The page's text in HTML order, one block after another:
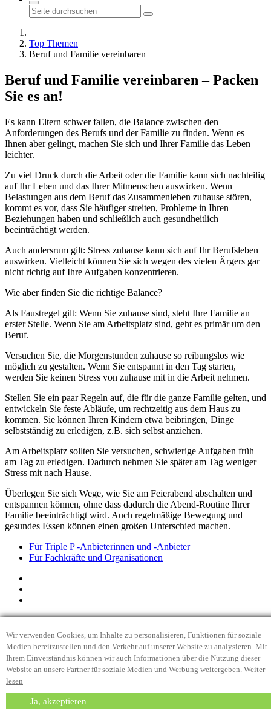
Wir verwenden Cookies, um Inhalte zu personalisieren, Funktionen für soziale
Medien bereitzustellen und den Verkehr auf unserer Website zu analysieren. Mit
Ihrem Einverständnis können wir auch Informationen über die Nutzung dieser
Website an unsere Partner für soziale Medien und Werbung weitergeben. Weiter
lesen
Ja, akzeptieren
Top Themen
Beruf und Familie vereinbaren
Beruf und Familie vereinbaren – Packen
Sie es an!
Es kann Eltern schwer fallen, die Balance zwischen den
Anforderungen des Berufs und der Familie zu finden. Wenn es
Ihnen aber gelingt, machen Sie sich und Ihrer Familie das Leben
leichter.
Zu viel Druck durch die Arbeit oder die Familie kann sich nachteilig
auf Ihr Leben und das Ihrer Mitmenschen auswirken. Wenn
Belastungen aus dem Beruf das Zusammenleben zuhause stören,
kommt es vor, dass Sie häufiger streiten, Probleme in Ihren
Beziehungen haben und schließlich auch gesundheitlich
beeinträchtigt werden.
Auch andersrum gilt: Stress zuhause kann sich auf Ihr Berufsleben
auswirken. Vielleicht können Sie sich wegen des vielen Ärgers gar
nicht richtig auf Ihre Aufgaben konzentrieren.
Wie aber finden Sie die richtige Balance?
Als Faustregel gilt: Wenn Sie zuhause sind, steht Ihre Familie an
erster Stelle. Wenn Sie am Arbeitsplatz sind, geht es primär um den
Beruf.
Versuchen Sie, die Morgenstunden zuhause so reibungslos wie
möglich zu gestalten. Wenn Sie entspannt in den Tag starten,
werden Sie keinen Stress von zuhause mit in die Arbeit nehmen.
Stellen Sie ein paar Regeln auf, die für die ganze Familie gelten, und
entwickeln Sie feste Abläufe, um rechtzeitig aus dem Haus zu
kommen. Sie können Ihren Kindern etwa beibringen, Dinge
selbstständig zu erledigen, z.B. sich selbst anziehen.
Am Arbeitsplatz sollten Sie versuchen, schwierige Aufgaben früh
am Tag zu erledigen. Dadurch nehmen Sie später am Tag weniger
Stress mit nach Hause.
Überlegen Sie sich Wege, wie Sie am Feierabend abschalten und
entspannen können, ohne dass dadurch die Abend-Routine Ihrer
Familie beeinträchtigt wird. Auch regelmäßige Bewegung und
gesundes Essen können einen großen Unterschied machen.
Für Triple P -Anbieterinnen und -Anbieter
Für Fachkräfte und Organisationen
Sitemap
Triple P International und die University of Queensland
Datenschutzbestimmungen
Legitimate Interest statement
Haftungsausschluss
Copyright